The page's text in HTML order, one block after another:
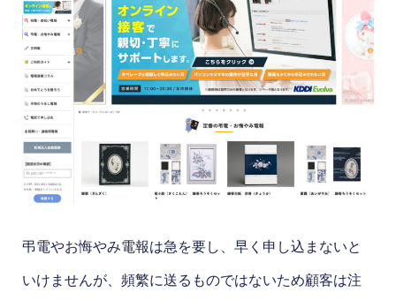
弔電やお悔やみ電報は急を要し、早く申し込まないと
いけませんが、頻繁に送るものではないため顧客は注